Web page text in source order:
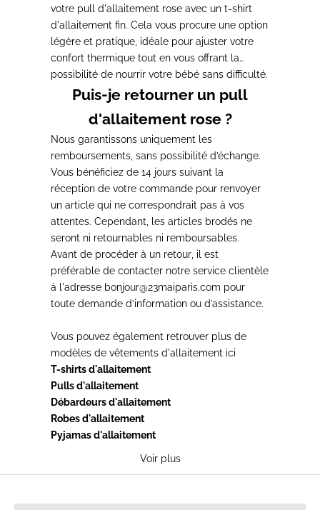
l’allaitement.
votre pull d'allaitement rose avec un t-shirt
d'allaitement fin. Cela vous procure une option
légère et pratique, idéale pour ajuster votre
confort thermique tout en vous offrant la
possibilité de nourrir votre bébé sans difficulté.
Puis-je retourner un pull
d'allaitement rose ?
Nous garantissons uniquement les
remboursements, sans possibilité d’échange.
Vous bénéficiez de 14 jours suivant la
réception de votre commande pour renvoyer
un article qui ne correspondrait pas à vos
attentes. Cependant, les articles brodés ne
seront ni retournables ni remboursables.
Avant de procéder à un retour , il est
préférable de contacter notre service clientèle
à l'adresse bonjour@23maiparis.com pour
toute demande d’information ou d’assistance.
Vous pouvez également retrouver plus de
modèles de vêtements d'allaitement ici
T-shirts d'allaitement
Pulls d'allaitement
Débardeurs d'allaitement
Robes d'allaitement
Pyjamas d'allaitement
Voir plus